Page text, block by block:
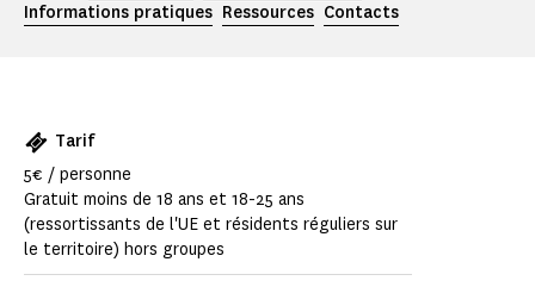
Informations pratiques Ressources Contacts
Tarif
5€ / personne
Gratuit moins de 18 ans et 18-25 ans
(ressortissants de l'UE et résidents réguliers sur
le territoire) hors groupes